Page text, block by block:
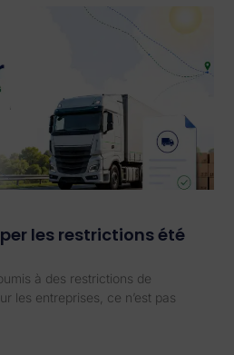
les restrictions été
à des restrictions de
les entreprises, ce n’est pas